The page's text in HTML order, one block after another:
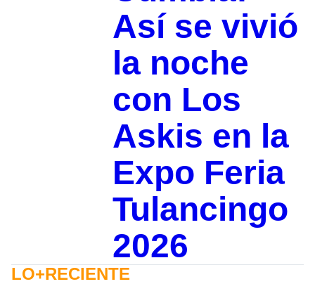
Así se vivió
la noche
con Los
Askis en la
Expo Feria
Tulancingo
2026
LO+RECIENTE